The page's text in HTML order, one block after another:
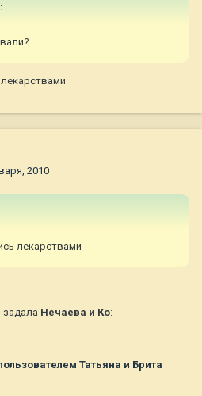
2010
лекарствами
Нечаева и Ко:
Татьяна и Брита